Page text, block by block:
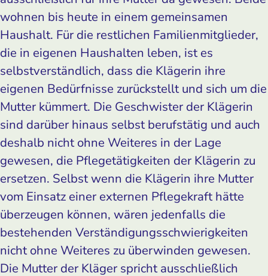
wohnen bis heute in einem gemeinsamen
Haushalt. Für die restlichen Familienmitglieder,
die in eigenen Haushalten leben, ist es
selbstverständlich, dass die Klägerin ihre
eigenen Bedürfnisse zurückstellt und sich um die
Mutter kümmert. Die Geschwister der Klägerin
sind darüber hinaus selbst berufstätig und auch
deshalb nicht ohne Weiteres in der Lage
gewesen, die Pflegetätigkeiten der Klägerin zu
ersetzen. Selbst wenn die Klägerin ihre Mutter
vom Einsatz einer externen Pflegekraft hätte
überzeugen können, wären jedenfalls die
bestehenden Verständigungsschwierigkeiten
nicht ohne Weiteres zu überwinden gewesen.
Die Mutter der Kläger spricht ausschließlich